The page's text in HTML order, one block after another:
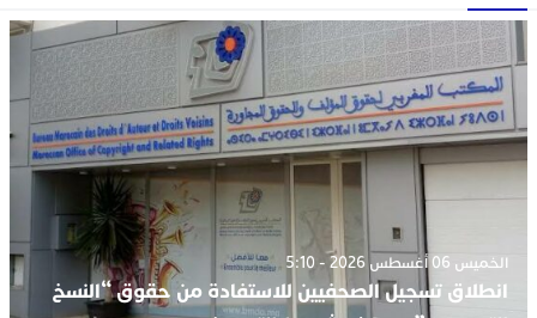
الخميس 06 أغسطس 2026 - 5:10
انطلاق تسجيل الصحفيين للاستفادة من حقوق “النسخ